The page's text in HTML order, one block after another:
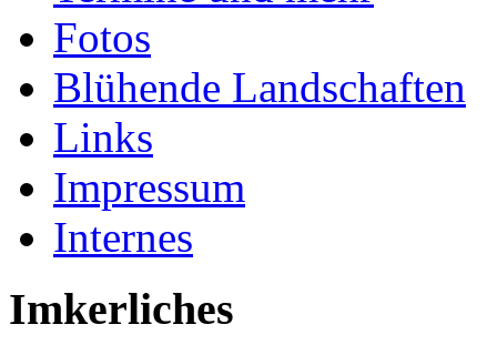
Fotos
Blühende Landschaften
Links
Impressum
Internes
Imkerliches